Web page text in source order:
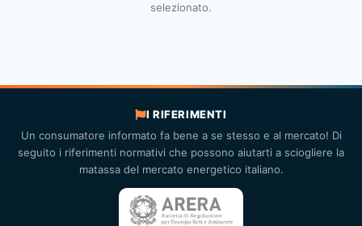
selezionato.
I RIFERIMENTI
Un consumatore informato fa bene a se stesso e al mercato! Di
seguito i riferimenti normativi che possono aiutarti a sciogliere la
matassa del mercato energetico italiano.